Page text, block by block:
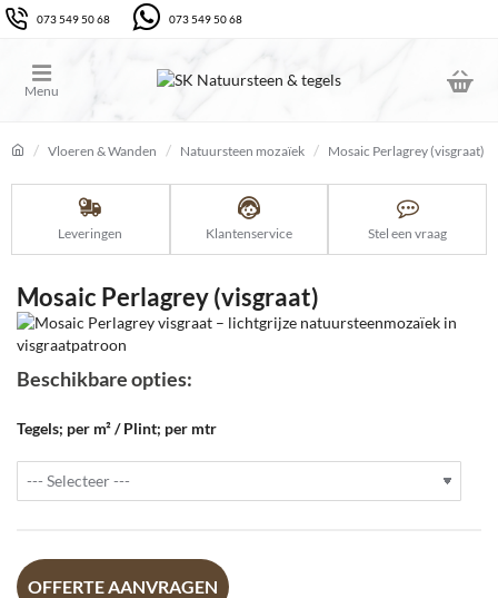
073 549 50 68 073 549 50 68
Vloeren & Wanden Natuursteen mozaïek Mosaic Perlagrey (visgraat)
Leveringen Klantenservice Stel een vraag
Mosaic Perlagrey (visgraat)
Beschikbare opties:
Tegels; per m² / Plint; per mtr
OFFERTE AANVRAGEN